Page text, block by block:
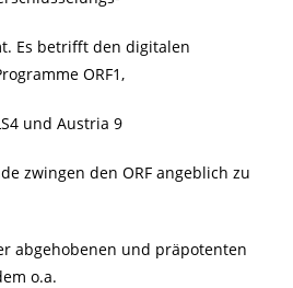
Es betrifft den digitalen
ORF1,
und Austria 9
zwingen den ORF angeblich zu
abgehobenen und präpotenten
o.a.